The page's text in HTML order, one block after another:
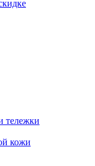
тележки
кожи